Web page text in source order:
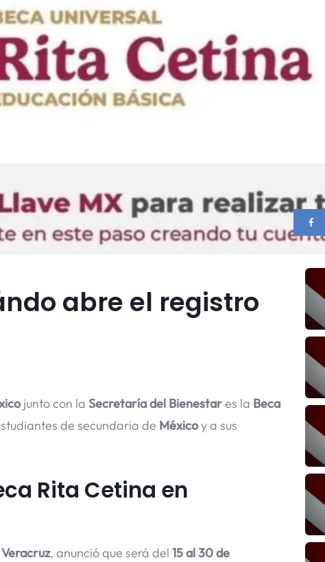
abre el registro
junto con la Secretaría del Bienestares la Beca
de secundaria de Méxicoy a sus
Rita Cetina en
, anunció que será del 15 al 30 de